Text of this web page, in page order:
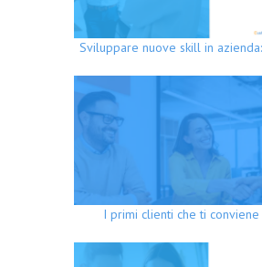
Sviluppare nuove skill in
I primi clienti che ti